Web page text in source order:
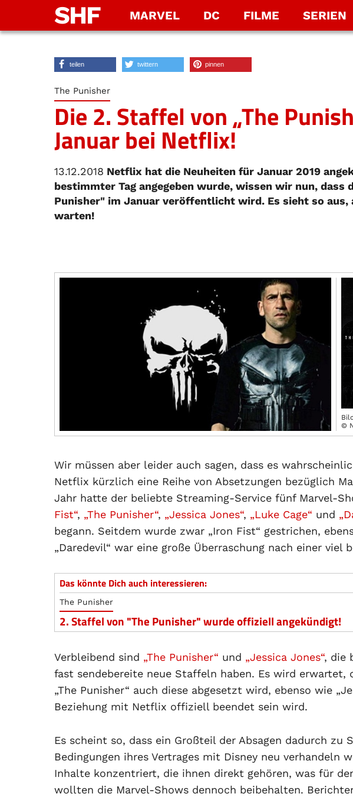
SHF MARVEL DC FILME SERIEN
teilen twittern pinnen
The Punisher
Die 2. Staffel von „The
Januar bei Netflix!
13.12.2018 Netflix hat die Neuheiten für Januar 2019
bestimmter Tag angegeben wurde, wissen wir nun, dass
Punisher" im Januar veröffentlicht wird. Es sieht so
warten!
©
Wir müssen aber leider auch sagen, dass es
Netflix kürzlich eine Reihe von Absetzungen bezüglich
Jahr hatte der beliebte Streaming-Service fünf Marvel-
Fist“, „The Punisher“, „Jessica Jones“, „Luke Cage“ und
begann. Seitdem wurde zwar „Iron Fist“ gestrichen,
„Daredevil“ war eine große Überraschung nach einer
Das könnte Dich auch interessieren:
The Punisher
2. Staffel von "The Punisher" wurde offiziell angekündigt!
Verbleibend sind „The Punisher“ und „Jessica Jones“, die
fast sendebereite neue Staffeln haben. Es wird erwartet,
„The Punisher“ auch diese abgesetzt wird, ebenso wie
Beziehung mit Netflix offiziell beendet sein wird.
Es scheint so, dass ein Großteil der Absagen dadurch zu
Bedingungen ihres Vertrages mit Disney neu
Inhalte konzentriert, die ihnen direkt gehören, was für
wollten die Marvel-Shows dennoch beibehalten.